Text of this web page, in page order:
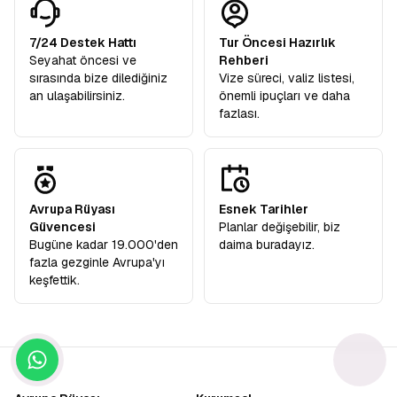
7/24 Destek Hattı
Seyahat öncesi ve
sırasında bize dilediğiniz
an ulaşabilirsiniz.
Tur Öncesi Hazırlık
Rehberi
Vize süreci, valiz listesi,
önemli ipuçları ve daha
fazlası.
Avrupa Rüyası
Güvencesi
Bugüne kadar 19.000'den
fazla gezginle Avrupa'yı
keşfettik.
Esnek Tarihler
Planlar değişebilir, biz
daima buradayız.